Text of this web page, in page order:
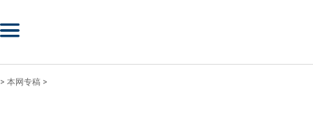
> 本网专稿 >